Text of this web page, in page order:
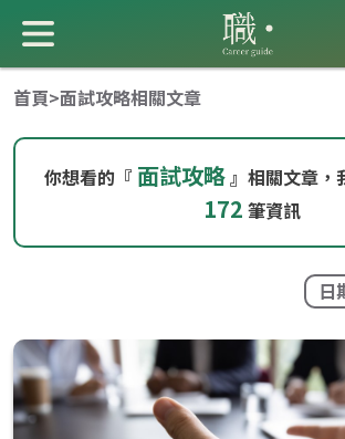
首頁>面試攻略相關文章
你想看的『 面試攻略』相關文章，
172 筆資訊
日